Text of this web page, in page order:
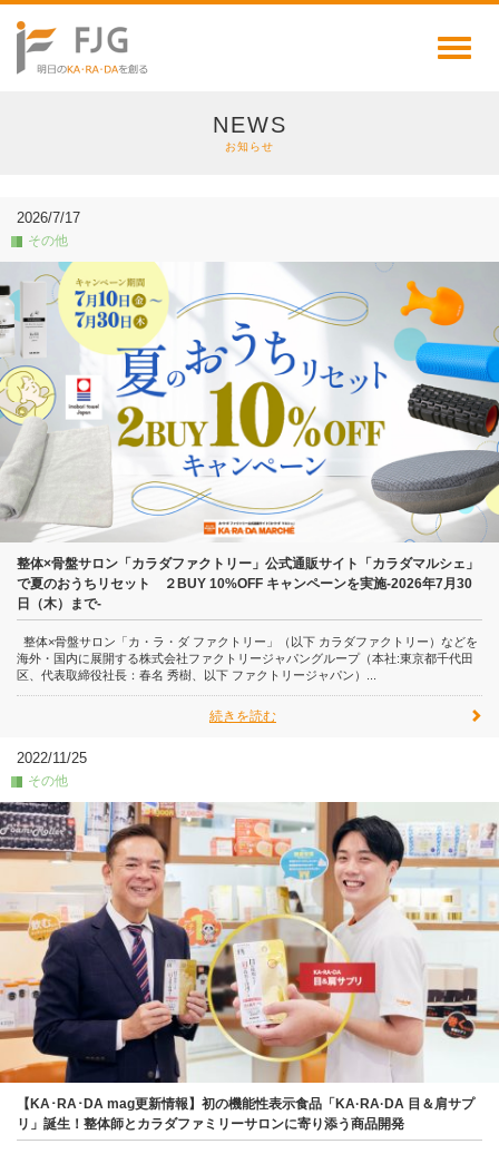
Toggle
NEWS
お知らせ
2026/7/17
その他
整体×骨盤サロン「カラダファクトリー」公式通販サイト「カラダマルシェ」
で夏のおうちリセット ２BUY 10%OFF キャンペーンを実施-2026年7月30
日（木）まで-
整体×骨盤サロン「カ・ラ・ダ ファクトリー」（以下 カラダファクトリー）などを
海外・国内に展開する株式会社ファクトリージャパングループ（本社:東京都千代田
区、代表取締役社長：春名 秀樹、以下 ファクトリージャパン）...
続きを読む
2022/11/25
その他
【KA･RA･DA mag更新情報】初の機能性表示食品「KA·RA·DA 目＆肩サプ
リ」誕生！整体師とカラダファミリーサロンに寄り添う商品開発